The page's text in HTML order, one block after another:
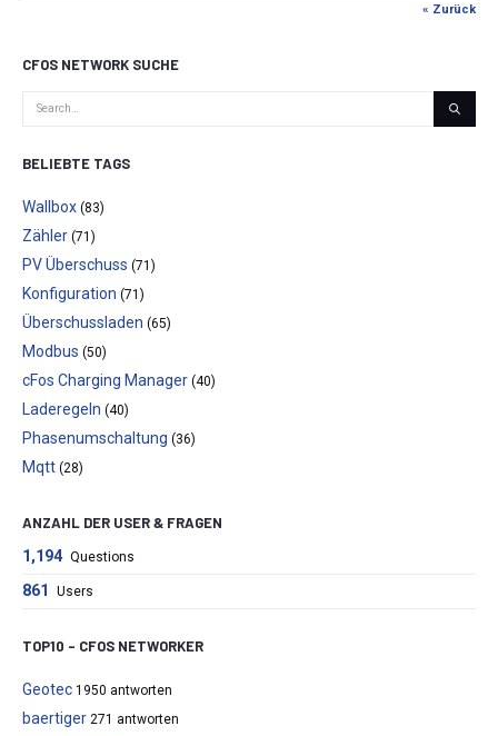
« Zurück
CFOS NETWORK SUCHE
BELIEBTE TAGS
Wallbox (83)
Zähler (71)
PV Überschuss (71)
Konfiguration (71)
Überschussladen (65)
Modbus (50)
cFos Charging Manager (40)
Laderegeln (40)
Phasenumschaltung (36)
Mqtt (28)
ANZAHL DER USER & FRAGEN
1,194 Questions
861 Users
TOP10 – CFOS NETWORKER
Geotec 1950 antworten
baertiger 271 antworten